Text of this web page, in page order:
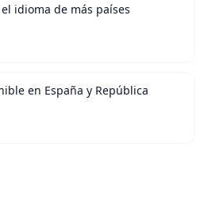
idioma de más países
en España y República